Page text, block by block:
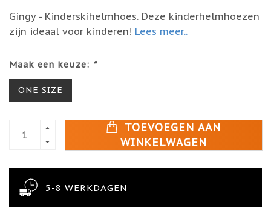
Gingy - Kinderskihelmhoes. Deze kinderhelmhoezen
zijn ideaal voor kinderen! Lees meer..
Maak een keuze: *
ONE SIZE
TOEVOEGEN AAN
WINKELWAGEN
5-8 WERKDAGEN